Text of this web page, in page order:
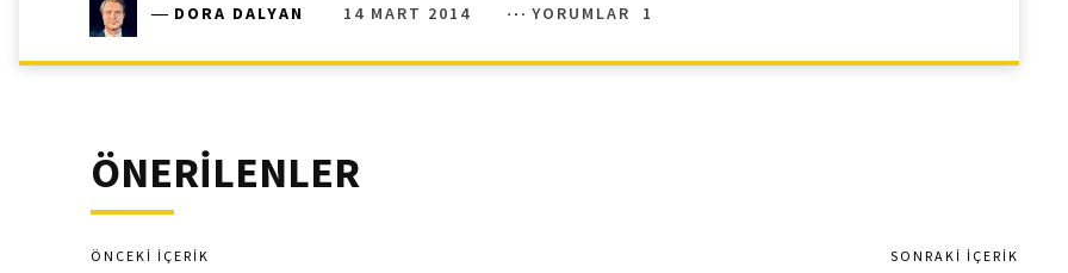
― DORA DALYAN 14 MART 2014 YORUMLAR 1
ÖNERİLENLER
ÖNCEKI İÇERIK SONRAKI İÇERIK